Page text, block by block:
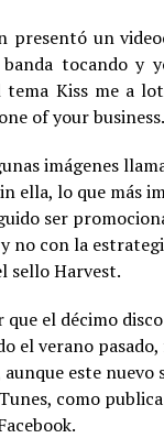
presentó un
tocando y
tema Kiss me a
of your business.
imágenes
ella, lo que más
ser
no con la
sello Harvest.
que el décimo
el verano
este nuevo
como